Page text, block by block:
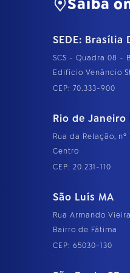
Saiba
SEDE: Brasília
SCS - Quadra 08 -
Edifício Venâncio
CEP: 70.333-900
Rio de Janeiro
Rua da Relação, nº
Centro
CEP: 20.231-110
São Luís MA
Rua Armando
Bairro de Fátima
CEP: 65030-130